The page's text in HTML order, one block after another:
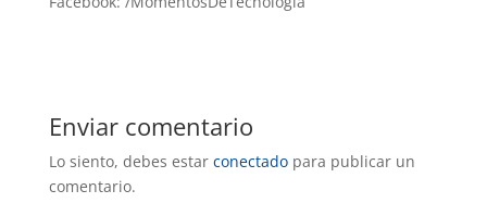
Enviar comentario
Lo siento, debes estar conectadopara publicar un
comentario.